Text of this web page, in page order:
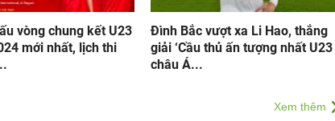
vòng chung kết U23
mới nhất, lịch thi
Đình Bắc vượt xa Li Hao, thắng
giải ‘Cầu thủ ấn tượng nhất U23
châu Á...
Xem thêm